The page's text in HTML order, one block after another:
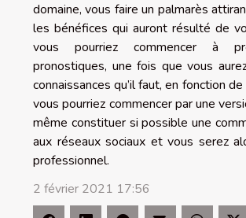
domaine, vous faire un palmarès
les bénéfices qui auront résulté de
vous pourriez commencer à
pronostiques, une fois que vous
connaissances qu’il faut, en fonction
vous pourriez commencer par une
même constituer si possible une
aux réseaux sociaux et vous serez
professionnel.
2 février 2021 17:56